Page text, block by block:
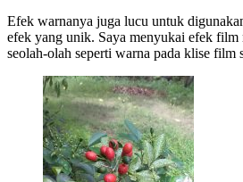
Efek warnanya juga lucu untuk
efek yang unik. Saya menyukai efek film
seolah-olah seperti warna pada klise film